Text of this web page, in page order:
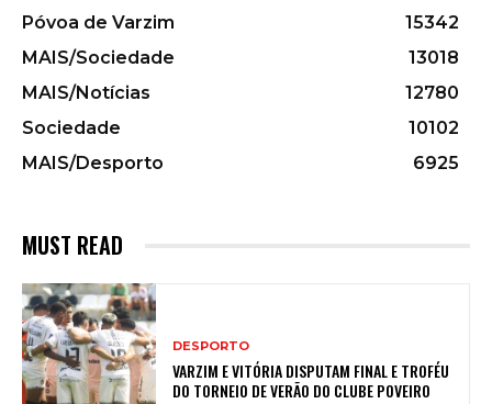
Póvoa de Varzim
15342
MAIS/Sociedade
13018
MAIS/Notícias
12780
Sociedade
10102
MAIS/Desporto
6925
MUST READ
DESPORTO
VARZIM E VITÓRIA DISPUTAM FINAL E TROFÉU
DO TORNEIO DE VERÃO DO CLUBE POVEIRO